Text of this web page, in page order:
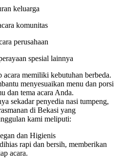
keluarga
komunitas
perusahaan
spesial lainnya
memiliki kebutuhan berbeda.
menyesuaikan menu dan porsi
dan tema acara Anda.
sekadar penyedia nasi tumpeng,
di Bekasi yang
kami meliputi:
dan Higienis
rapi dan bersih, memberikan
acara.